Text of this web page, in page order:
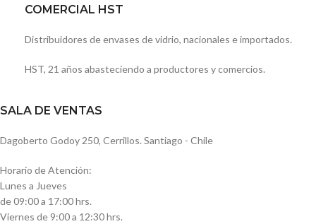
COMERCIAL HST
Distribuidores de envases de vidrio, nacionales e importados.
HST, 21 años abasteciendo a productores y comercios.
SALA DE VENTAS
Dagoberto Godoy 250, Cerrillos. Santiago - Chile
Horario de Atención:
Lunes a Jueves
de 09:00 a 17:00 hrs.
Viernes de 9:00 a 12:30 hrs.